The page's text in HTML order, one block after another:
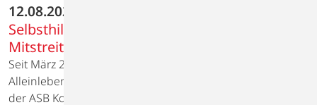
12.08.2021
Selbsthilfegruppe Alleinlebende sucht neue
Mitstreiter
Seit März 2019 trifft sich die Selbsthilfegruppe
Alleinlebende ab 65 Jahren regelmäßig in den Räumen
der ASB Kontakt- und Informationsstelle für